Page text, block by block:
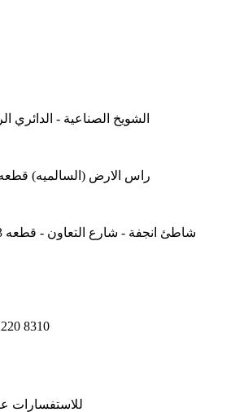
الشويخ الصناعية - الدائري
راس الارض (السالميه) قطعه ١ الشارع الاول مبنى
8310
للاستفسارات